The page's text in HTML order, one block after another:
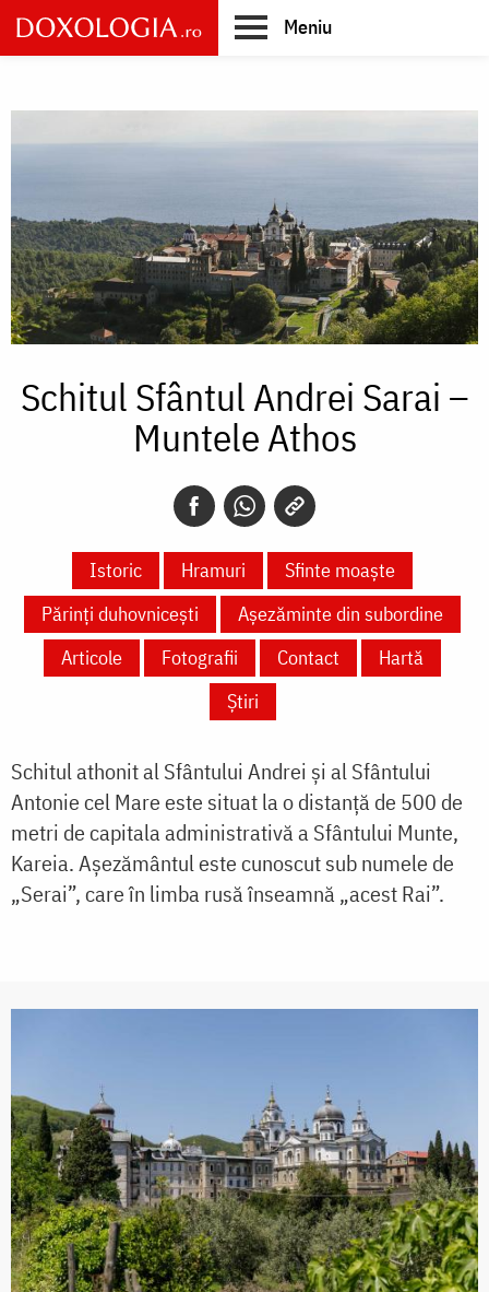
Skip
to
main
Meniu
Schitul Sfântul Andrei Sarai –
Muntele Athos
Istoric Hramuri
Sfinte moaște
Părinți duhovnicești
Așezăminte din subordine
Articole
Fotografii Contact
Hartă
Știri
Schitul athonit al Sfântului Andrei şi al Sfântului
Antonie cel Mare este situat la o distanţă de 500 de
metri de capitala administrativă a Sfântului Munte,
Kareia. Aşezământul este cunoscut sub numele de
„Serai”, care în limba rusă înseamnă „acest Rai”.